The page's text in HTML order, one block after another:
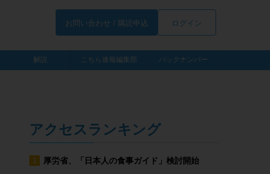
お問い合わせ / 購読申込 ログイン
解説 こちら速報編集部 バックナンバー
アクセスランキング